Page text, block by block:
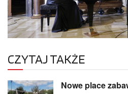
CZYTAJ TAKŻE
Nowe place